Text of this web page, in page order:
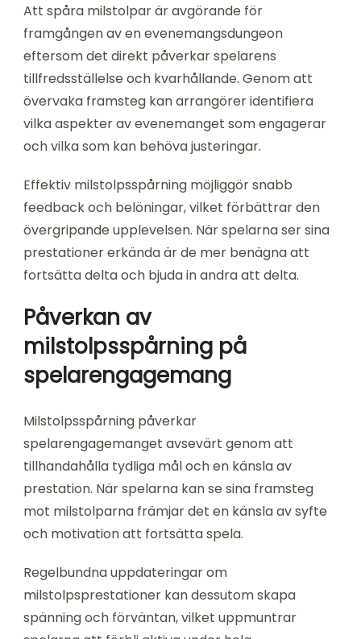
Att spåra milstolpar är avgörande för
framgången av en evenemangsdungeon
eftersom det direkt påverkar spelarens
tillfredsställelse och kvarhållande. Genom att
övervaka framsteg kan arrangörer identifiera
vilka aspekter av evenemanget som engagerar
och vilka som kan behöva justeringar.
Effektiv milstolpsspårning möjliggör snabb
feedback och belöningar, vilket förbättrar den
övergripande upplevelsen. När spelarna ser sina
prestationer erkända är de mer benägna att
fortsätta delta och bjuda in andra att delta.
Påverkan av
milstolpsspårning på
spelarengagemang
Milstolpsspårning påverkar
spelarengagemanget avsevärt genom att
tillhandahålla tydliga mål och en känsla av
prestation. När spelarna kan se sina framsteg
mot milstolparna främjar det en känsla av syfte
och motivation att fortsätta spela.
Regelbundna uppdateringar om
milstolpsprestationer kan dessutom skapa
spänning och förväntan, vilket uppmuntrar